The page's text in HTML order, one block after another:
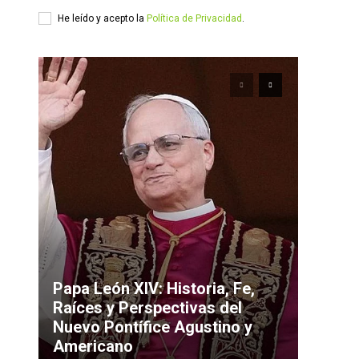
He leído y acepto la Política de Privacidad
Papa León XIV: Historia, Fe,
Raíces y Perspectivas del
Nuevo Pontífice Agustino y
Americano